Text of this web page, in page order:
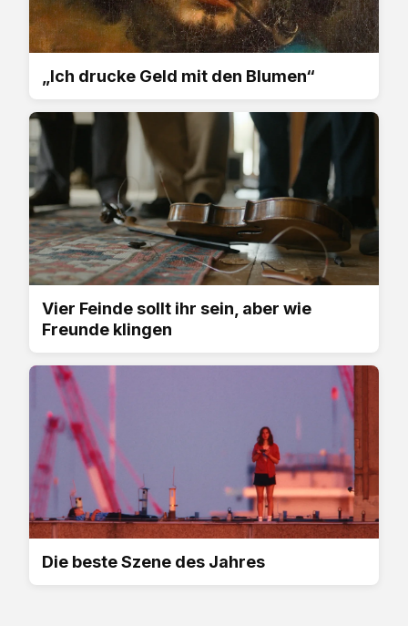
„Ich drucke Geld mit den Blumen“
Vier Feinde sollt ihr sein, aber wie
Freunde klingen
Die beste Szene des Jahres